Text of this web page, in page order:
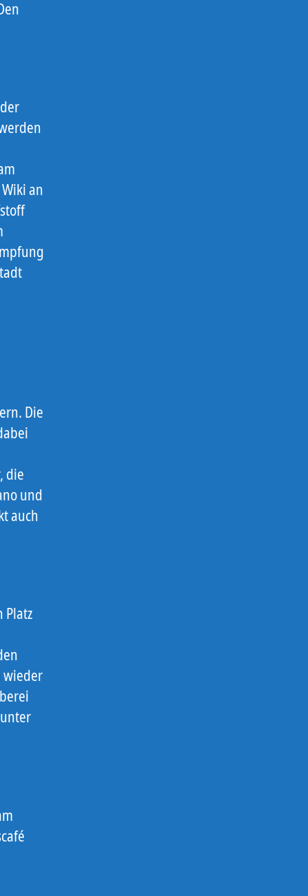
an
Die
die
und
auch
Platz
wieder